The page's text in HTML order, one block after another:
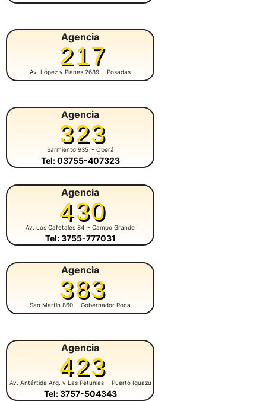
Agencia
217
Av. López y Planes 2689 - Posadas
Agencia
323
Sarmiento 935 - Oberá
Tel: 03755-407323
Agencia
430
Av. Los Cafetales 84 - Campo Grande
Tel: 3755-777031
Agencia
383
San Martín 860 - Gobernador Roca
Agencia
423
Av. Antártida Arg. y Las Petunias - Puerto Iguazú
Tel: 3757-504343